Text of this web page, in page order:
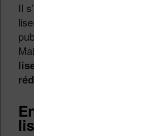
Il s’agit des prix constatés pour
liseuses avec offres spéciales
publicité s’affiche sur l’écran en
Mais vous trouverez aussi
liseuses sans offre spéciale à
réduit
Encore moins cher :
liseuses Kindle